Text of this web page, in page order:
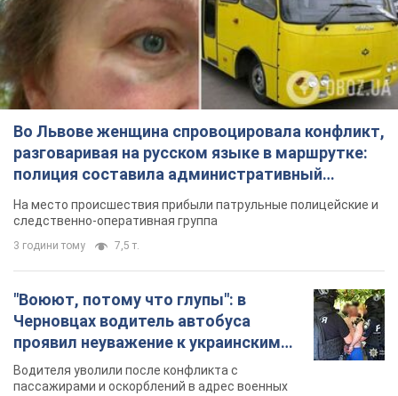
Во Львове женщина спровоцировала конфликт,
разговаривая на русском языке в маршрутке:
полиция составила административный
протокол. Видео
На место происшествия прибыли патрульные полицейские и
следственно-оперативная группа
3 години тому 7,5 т.
"Воюют, потому что глупы": в
Черновцах водитель автобуса
проявил неуважение к украинским
военным и поплатился за это.
Видео
Водителя уволили после конфликта с
пассажирами и оскорблений в адрес военных